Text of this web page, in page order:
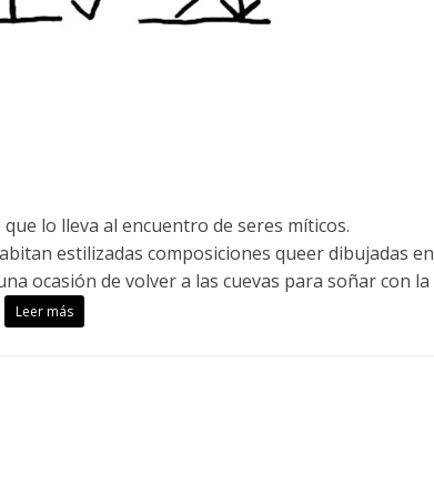
lo lleva al encuentro de seres míticos.
estilizadas composiciones queer dibujadas en
ocasión de volver a las cuevas para soñar con la
Leer más